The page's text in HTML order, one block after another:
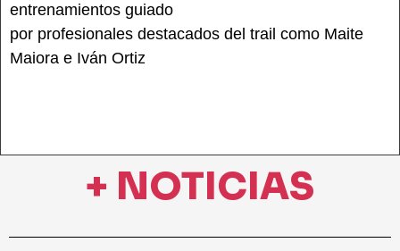
entrenamientos guiado
por profesionales destacados del trail como Maite
Maiora e Iván Ortiz
+ NOTICIAS